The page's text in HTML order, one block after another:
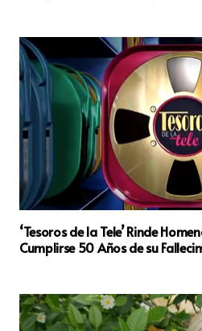
‘Tesoros de la Tele’ Rinde
Cumplirse 50 Años de su